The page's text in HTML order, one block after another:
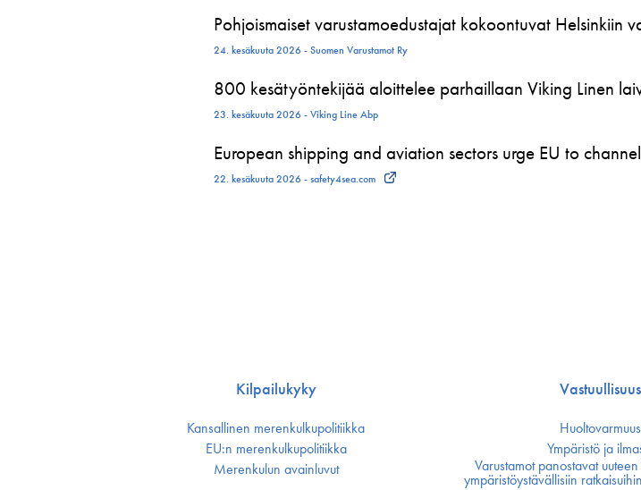
Pohjoismaiset varustamoedustajat kokoontuvat Helsinkiin
24. kesäkuuta 2026 - Suomen Varustamot Ry
800 kesätyöntekijää aloittelee parhaillaan Viking Linen
23. kesäkuuta 2026 - Viking Line Abp
European shipping and aviation sectors urge EU to
22. kesäkuuta 2026 - safety4sea.com
Kilpailukyky
Kansallinen merenkulku­politiikka
EU:n merenkulku­politiikka
Merenkulun avainluvut
Vastuullisuus
Huoltovarmuus
Ympäristö ja
Varustamot panostavat
ympäristöystävällisiin